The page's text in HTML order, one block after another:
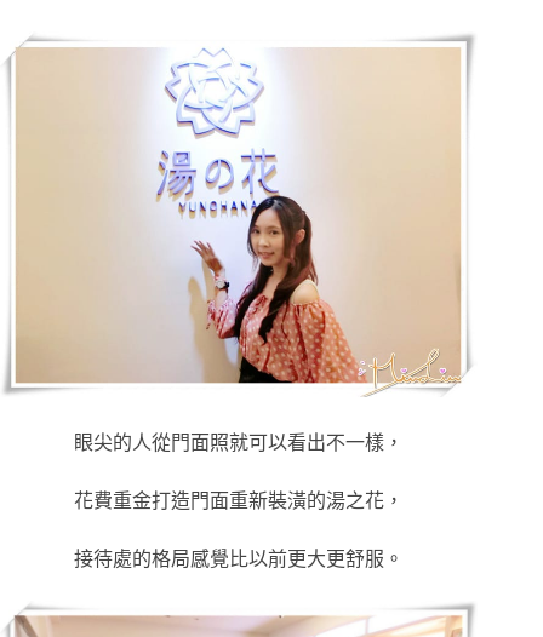
眼尖的人從門面照就可以看出不一樣，
花費重金打造門面重新裝潢的湯之花，
接待處的格局感覺比以前更大更舒服 。